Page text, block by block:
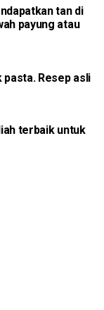
tan di
payung atau
pasta. Resep asli
terbaik untuk